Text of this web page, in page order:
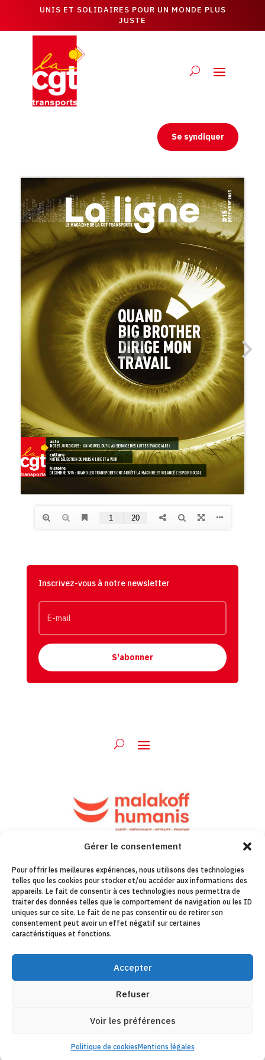
Gérer le consentement
Pour offrir les meilleures expériences, nous utilisons des technologies
telles que les cookies pour stocker et/ou accéder aux informations des
appareils. Le fait de consentir à ces technologies nous permettra de
traiter des données telles que le comportement de navigation ou les ID
uniques sur ce site. Le fait de ne pas consentir ou de retirer son
consentement peut avoir un effet négatif sur certaines
caractéristiques et fonctions.
Accepter
Refuser
Voir les préférences
Politique de cookiesMentions légales
UNIS ET SOLIDAIRES POUR UN MONDE PLUS
JUSTE
Se syndiquer
Inscrivez-vous à notre newsletter
S'abonner